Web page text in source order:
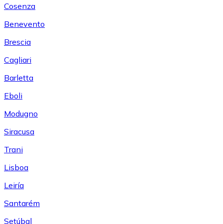
Cosenza
Benevento
Brescia
Cagliari
Barletta
Eboli
Modugno
Siracusa
Trani
Lisboa
Leiría
Santarém
Setúbal